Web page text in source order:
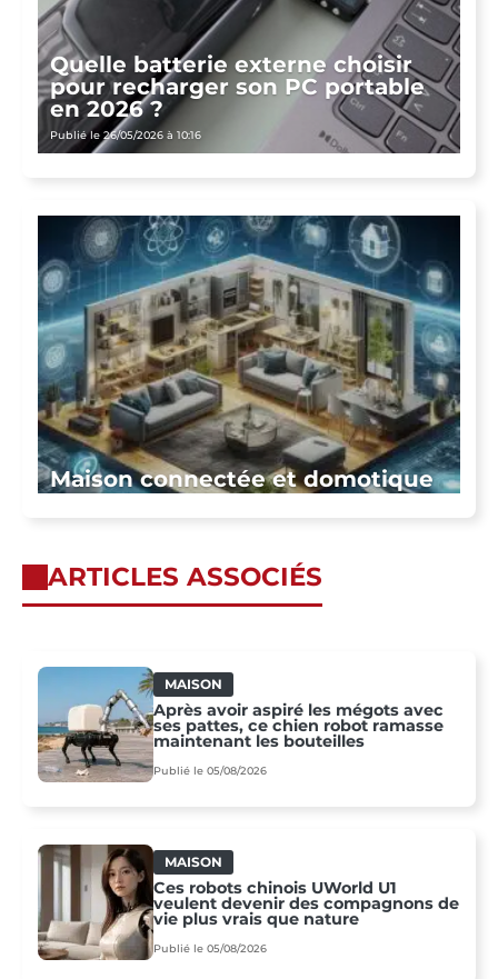
Quelle batterie externe choisir
pour recharger son PC portable
en 2026 ?
Publié le 26/05/2026 à 10:16
Maison connectée et domotique
ARTICLES ASSOCIÉS
MAISON
Après avoir aspiré les mégots avec
ses pattes, ce chien robot ramasse
maintenant les bouteilles
Publié le 05/08/2026
MAISON
Ces robots chinois UWorld U1
veulent devenir des compagnons de
vie plus vrais que nature
Publié le 05/08/2026